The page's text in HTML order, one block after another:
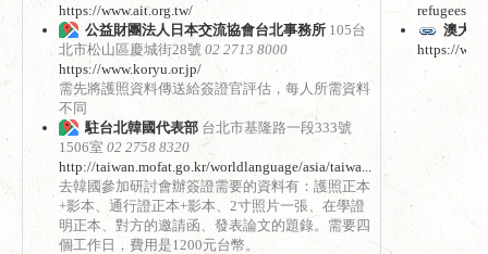
https://www.ait.org.tw/
公益財團法人日本交流協會台北事務所 105台
北市松山區慶城街28號 02 2713 8000
https://www.koryu.or.jp/
需先將護照資料傳送給簽證官評估，每人所需資料
不同
駐台北韓國代表部 台北市基隆路一段333號
1506室 02 2758 8320
http://taiwan.mofat.go.kr/worldlanguage/asia/taiwa...
去韓國參加研討會辦簽證需要的資料有：護照正本
+影本、通行證正本+影本、2寸照片一張、在學證
明正本、對方的邀請函、發表論文的題錄。需要四
個工作日，費用是1200元台幣。
refugees-
澳大
https://